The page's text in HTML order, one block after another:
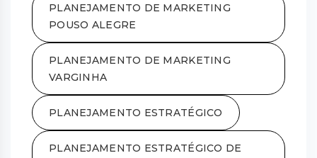
PLANEJAMENTO DE MARKETING
POUSO ALEGRE
PLANEJAMENTO DE MARKETING
VARGINHA
PLANEJAMENTO ESTRATÉGICO
PLANEJAMENTO ESTRATÉGICO DE